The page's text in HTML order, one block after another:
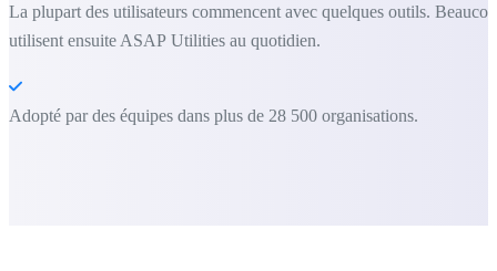
La plupart des utilisateurs commencent avec quelques outils.
utilisent ensuite ASAP Utilities au quotidien.
Adopté par des équipes dans plus de 28 500 organisations.